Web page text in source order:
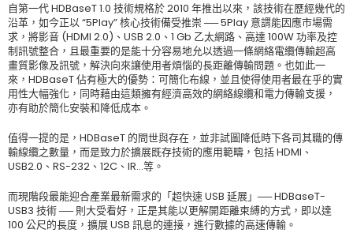
自第一代 HDBaseT 1.0 技術規格於 2010 年推出以來，該技術在歷經幾代的
沿革，如今正以 “5Play” 核心技術備受推崇 ── 5Play 意謂能因應市場需
求，將影音 (HDMI 2.0)、USB 2.0、1 Gb 乙太網路、高達 100W 功率及控
制訊號整合，且最重要的是能十分容易地允以透過一條網絡電纜傳輸超高
畫質影像及訊號，解決向來讓使用者煩惱的長距離傳輸問題。也如此一
來，HDBaseT 佔有極大的優勢：可簡化布線，並且使得使用者最在乎的實
用性大幅強化，同時藉由這類擁有經濟高效的網絡線纜和電力傳輸支援，
亦有助於簡化安裝和降低成本。
值得一提的是，HDBaseT 的問世與存在，並非試圖降低時下各司其職的傳
輸線纜之數量，而是致力於擴展既存技術的應用範疇，包括 HDMI、
USB2.0、RS-232、12C、IR…等。
而現階段最能迎合產業最新需求的「超快速 USB 延展」── HDBaseT-
USB3 技術 ── 則大受看好，正是其能以更解開距離束縛的方式，即以達
100 公尺的長度，擴展 USB 訊息的連接，進行數據的高速傳輸。